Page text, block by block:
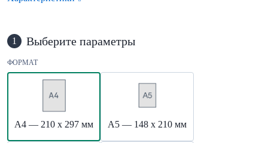
1 Выберите параметры
ФОРМАТ
А4 — 210 х 297 мм А5 — 148 х 210 мм